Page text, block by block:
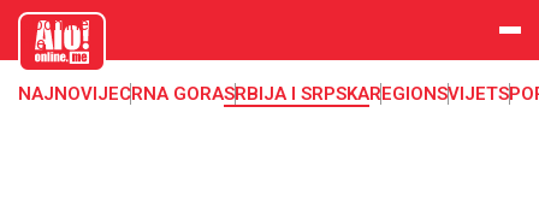
aloonline.
me
NAJNOVIJECRNA GORASRBIJA I SRPSKAREGIONSVIJET